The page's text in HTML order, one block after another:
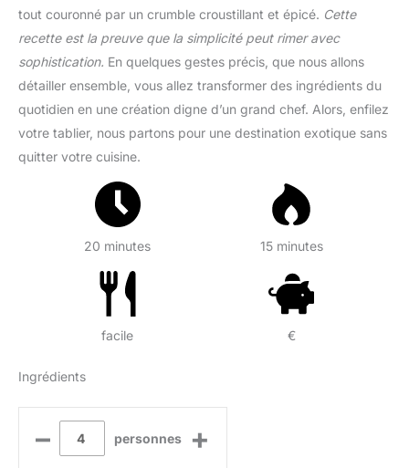
tout couronné par un crumble croustillant et épicé. Cette
recette est la preuve que la simplicité peut rimer avec
sophistication. En quelques gestes précis, que nous allons
détailler ensemble, vous allez transformer des ingrédients du
quotidien en une création digne d’un grand chef. Alors, enfilez
votre tablier, nous partons pour une destination exotique sans
quitter votre cuisine.
20 minutes 15 minutes
facile €
Ingrédients
– personnes +